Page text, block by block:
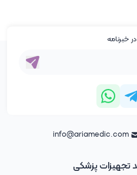
خبرنامه
تجهیزات پزشکی